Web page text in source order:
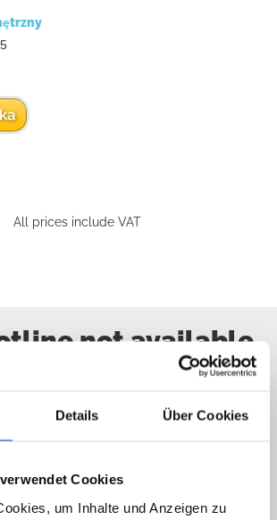
Details Über Cookies
Cookies
um Inhalte und Anzeigen zu
All prices include VAT
not available,
us, social us, you get an answer
- 41 61 08 780